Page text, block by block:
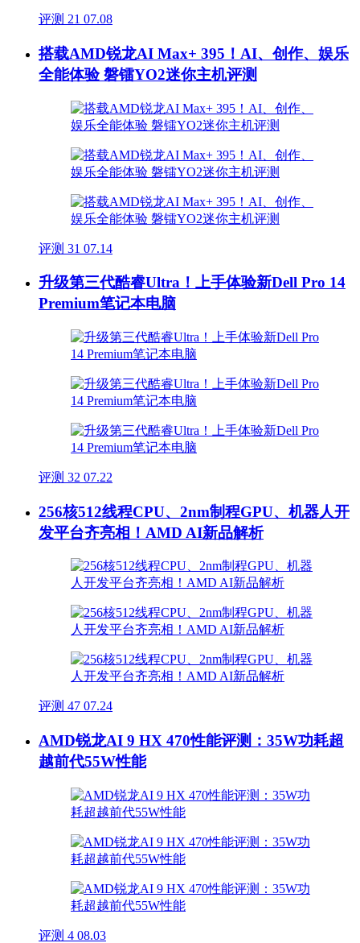
评测 21 07.08
搭载AMD锐龙AI Max+ 395！AI、创作、娱乐
全能体验 磐镭YO2迷你主机评测
评测 31 07.14
升级第三代酷睿Ultra！上手体验新Dell Pro 14
Premium笔记本电脑
评测 32 07.22
256核512线程CPU、2nm制程GPU、机器人开
发平台齐亮相！AMD AI新品解析
评测 47 07.24
AMD锐龙AI 9 HX 470性能评测：35W功耗超
越前代55W性能
评测 4 08.03